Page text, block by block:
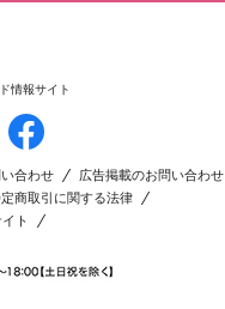
情報サイト
合わせ
広告掲載のお問い合わせ
商取引に関する法律
ト